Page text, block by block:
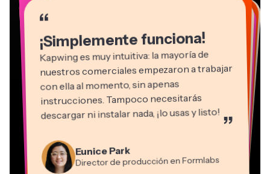
“
¡Simplemente funciona!
Kapwing es muy intuitiva: la mayoría de
nuestros comerciales empezaron a trabajar
con ella al momento, sin apenas
instrucciones. Tampoco necesitarás
descargar ni instalar nada, ¡lo usas y listo! ”
Eunice Park
Director de producción en Formlabs
“
“
Gracie Peng
“
Martin James
Editor de vídeo
“
Natasha Ball
Asesor